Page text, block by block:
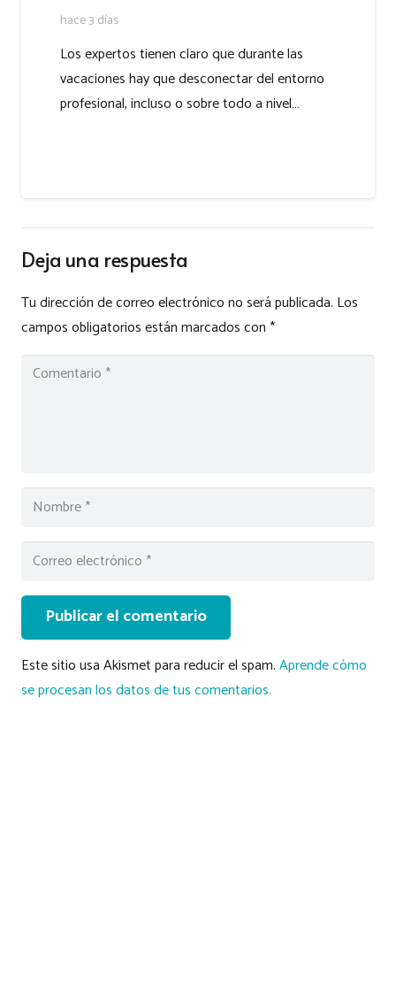
hace 3 días
Los expertos tienen claro que durante las
vacaciones hay que desconectar del entorno
profesional, incluso o sobre todo a nivel…
Deja una respuesta
Tu dirección de correo electrónico no será publicada. Los
campos obligatorios están marcados con*
Publicar el comentario
Este sitio usa Akismet para reducir el spam.Aprende cómo
se procesan los datos de tus comentarios.